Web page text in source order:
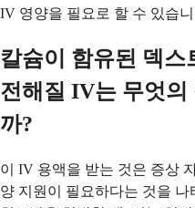
IV 영양을 필요로 할 수 있습
칼슘이 함유된 덱스
전해질 IV는 무엇의
까?
이 IV 용액을 받는 것은 증상
양 지원이 필요하다는 것을 나